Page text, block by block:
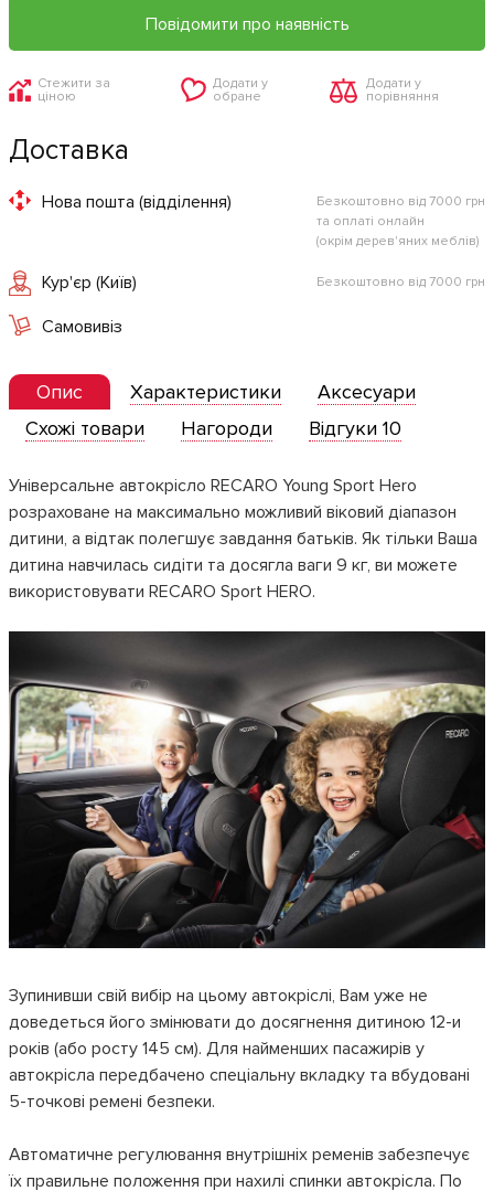
Повідомити про наявність
Стежити за
ціною
Додати у
обране
Додати у
порівняння
Доставка
Нова пошта (відділення)
Безкоштовно від 7000 грн
та оплаті онлайн
(окрім дерев'яних меблів)
Кур'єр (Київ) Безкоштовно від 7000 грн
Самовивіз
Опис Характеристики
Аксесуари
Схожі товари
Нагороди Відгуки 10
Універсальне автокрісло RECARO Young Sport Hero
розраховане на максимально можливий віковий діапазон
дитини, а відтак полегшує завдання батьків. Як тільки Ваша
дитина навчилась сидіти та досягла ваги 9 кг, ви можете
використовувати RECARO Sport HERO.
Зупинивши свій вибір на цьому автокріслі, Вам уже не
доведеться його змінювати до досягнення дитиною 12-и
років (або росту 145 см). Для найменших пасажирів у
автокрісла передбачено спеціальну вкладку та вбудовані
5-точкові ремені безпеки.
Автоматичне регулювання внутрішніх ременів забезпечує
їх правильне положення при нахилі спинки автокрісла. По